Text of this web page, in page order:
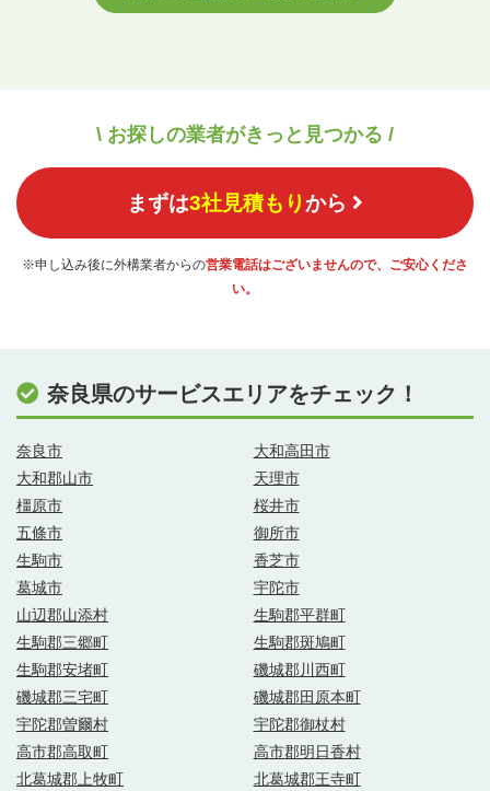
\ お探しの業者がきっと見つかる /
まずは3社見積もりから
※申し込み後に外構業者からの営業電話はございませんので、ご安心くださ
い。
奈良県のサービスエリアをチェック！
奈良市
大和高田市
大和郡山市
天理市
橿原市
桜井市
五條市
御所市
生駒市
香芝市
葛城市
宇陀市
山辺郡山添村
生駒郡平群町
生駒郡三郷町
生駒郡斑鳩町
生駒郡安堵町
磯城郡川西町
磯城郡三宅町
磯城郡田原本町
宇陀郡曽爾村
宇陀郡御杖村
高市郡高取町
高市郡明日香村
北葛城郡上牧町
北葛城郡王寺町